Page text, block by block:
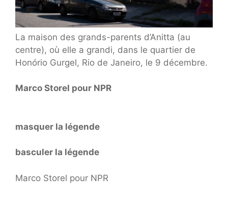
La maison des grands-parents d’Anitta (au
centre), où elle a grandi, dans le quartier de
Honório Gurgel, Rio de Janeiro, le 9 décembre.
Marco Storel pour NPR
masquer la légende
basculer la légende
Marco Storel pour NPR